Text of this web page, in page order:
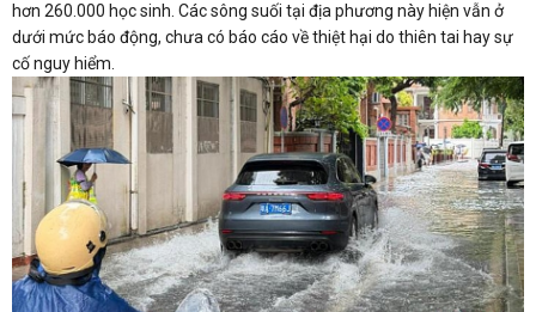
hơn 260.000 học sinh. Các sông suối tại địa phương này hiện vẫn ở
dưới mức báo động, chưa có báo cáo về thiệt hại do thiên tai hay sự
cố nguy hiểm.